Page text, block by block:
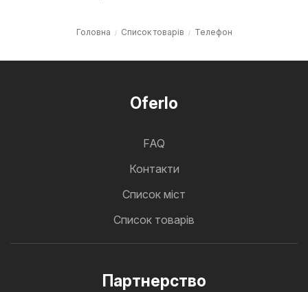
Головна Список товарів Телефон
Oferlo
FAQ
Контакти
Cписок міст
Список товарів
Партнерство